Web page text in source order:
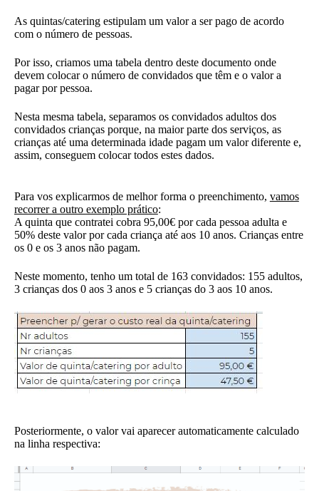
As quintas/catering estipulam um valor a ser pago de acordo
com o número de pessoas.
Por isso, criamos uma tabela dentro deste documento onde
devem colocar o número de convidados que têm e o valor a
pagar por pessoa.
Nesta mesma tabela, separamos os convidados adultos dos
convidados crianças porque, na maior parte dos serviços, as
crianças até uma determinada idade pagam um valor diferente e,
assim, conseguem colocar todos estes dados.
Para vos explicarmos de melhor forma o preenchimento, vamos
recorrer a outro exemplo prático:
A quinta que contratei cobra 95,00€ por cada pessoa adulta e
50% deste valor por cada criança até aos 10 anos. Crianças entre
os 0 e os 3 anos não pagam.
Neste momento, tenho um total de 163 convidados: 155 adultos,
3 crianças dos 0 aos 3 anos e 5 crianças do 3 aos 10 anos.
Posteriormente, o valor vai aparecer automaticamente calculado
na linha respectiva: